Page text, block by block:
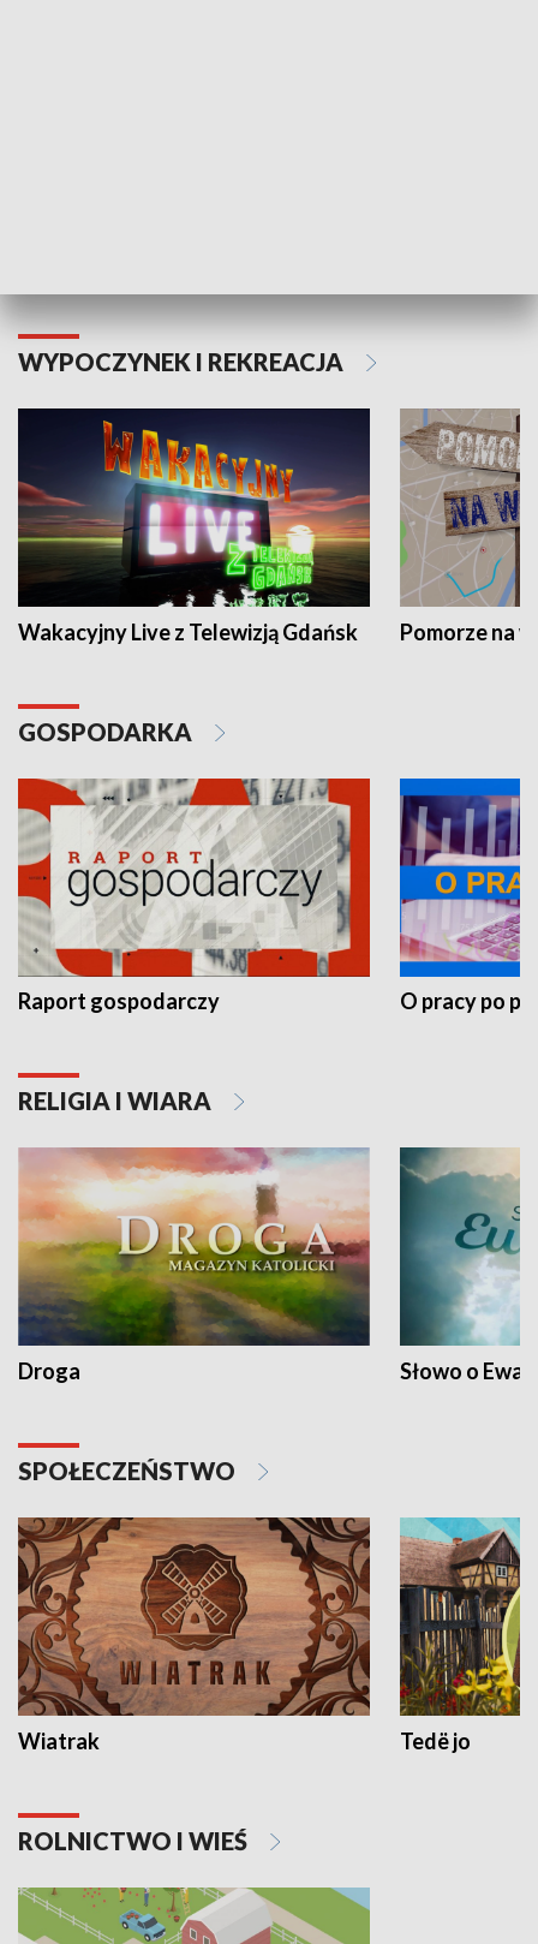
WYPOCZYNEK I REKREACJA
Wakacyjny Live z Telewizją Gdańsk Pomorze na
GOSPODARKA
Raport gospodarczy O pracy po
RELIGIA I WIARA
Droga Słowo o
SPOŁECZEŃSTWO
Wiatrak Tedë jo
ROLNICTWO I WIEŚ